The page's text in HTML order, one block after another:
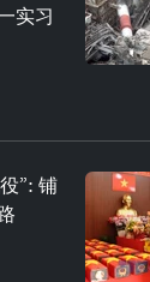
实习
”: 铺